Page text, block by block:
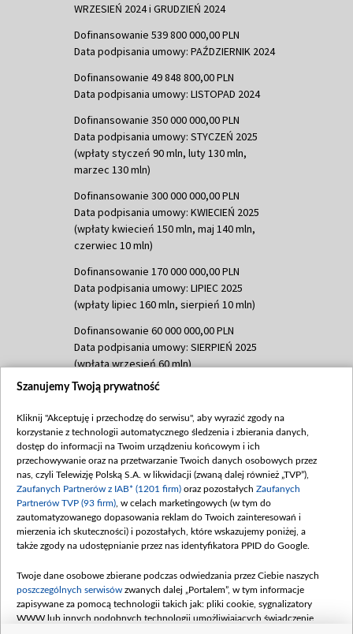
WRZESIEŃ 2024 i GRUDZIEŃ 2024
Dofinansowanie 539 800 000,00 PLN
Data podpisania umowy: PAŹDZIERNIK 2024
Dofinansowanie 49 848 800,00 PLN
Data podpisania umowy: LISTOPAD 2024
Dofinansowanie 350 000 000,00 PLN
Data podpisania umowy: STYCZEŃ 2025
(wpłaty styczeń 90 mln, luty 130 mln,
marzec 130 mln)
Dofinansowanie 300 000 000,00 PLN
Data podpisania umowy: KWIECIEŃ 2025
(wpłaty kwiecień 150 mln, maj 140 mln,
czerwiec 10 mln)
Dofinansowanie 170 000 000,00 PLN
Data podpisania umowy: LIPIEC 2025
(wpłaty lipiec 160 mln, sierpień 10 mln)
Dofinansowanie 60 000 000,00 PLN
Data podpisania umowy: SIERPIEŃ 2025
(wpłata wrzesień 60 mln)
Dofinansowanie 635 783 051,21 PLN
(wpłata wrzesień 100 mln, październik 350
mln, listopad 265 mln)
Dofinansowanie 48 862 000,00 PLN
Data podpisania umowy: GRUDZIEŃ 2025
(wpłata grudzień 60,548 mln)
Dofinansowanie 900 000 000,00 PLN
Data podpisania umowy: LUTY 2026 (wpłata
kwiecień 180 mln, 7 maja 180 mln, 8
czerwca 90 mln)
Dofinansowanie 250 000 000,00 PLN
Szanujemy Twoją prywatność
Kliknij "Akceptuję i przechodzę do serwisu", aby wyrazić zgody na
korzystanie z technologii automatycznego śledzenia i zbierania danych,
dostęp do informacji na Twoim urządzeniu końcowym i ich
przechowywanie oraz na przetwarzanie Twoich danych osobowych przez
nas, czyli Telewizję Polską S.A. w likwidacji (zwaną dalej również „TVP”),
Zaufanych Partnerów z IAB* (1201 firm) oraz pozostałych Zaufanych
Partnerów TVP (93 firm) , w celach marketingowych (w tym do
zautomatyzowanego dopasowania reklam do Twoich zainteresowań i
mierzenia ich skuteczności) i pozostałych, które wskazujemy poniżej, a
także zgody na udostępnianie przez nas identyfikatora PPID do Google.
Twoje dane osobowe zbierane podczas odwiedzania przez Ciebie naszych
poszczególnych serwisów zwanych dalej „Portalem”, w tym informacje
zapisywane za pomocą technologii takich jak: pliki cookie, sygnalizatory
WWW lub innych podobnych technologii umożliwiających świadczenie